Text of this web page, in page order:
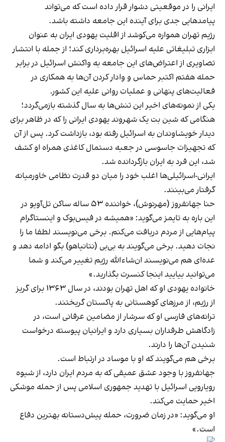
ایرانی را در موقعیتی دشوار قرار داده است که می‌تواند
پیامدهایی جدی برای آینده این جامعه داشته باشد.
رژیم تهران همواره می‌کوشد از اقلیت یهودی ایران به عنوان
ابزاری تبلیغاتی علیه اسرائیل بهره‌برداری کند؛ از جمله با انتشار
تصاویری از اعتراض‌های این جامعه به واکنش اسرائیل در برابر
حمله هفتم اکتبر حماس و وادار کردن آن‌ها به همکاری در
فعالیت‌های پنهانی و عملیات روانی علیه این کشور.
یکی از نمونه‌های اخیر این تنش‌ها به سال گذشته بازمی‌گردد؛
هنگامی که شین بت یک شهروند یهودی ایرانی را که در ظاهر برای
دیدار خویشاوندان به اسرائیل رفته بود، بازداشت کرد. پس از آن
که تجهیزات جاسوسی در جعبه دستمال کاغذی همراه او کشف
شد، این فرد به ایران بازگردانده شد.
ایرانی‌-اسرائیلی‌ها اغلب خود را میان دو قدرت نظامی خاورمیانه
گرفتار می‌بینند.
حنا جهانفروز (مهرنوش)، خواننده ۵۳ ساله ساکن تل‌آویو در
این باره به تایمز می‌گوید: «همیشه در فیس‌بوک و اینستاگرام
پیام‌هایی از مردم دریافت می‌کنم. برخی می‌نویسند لطفا ما را
نجات دهید. برخی می‌گویند به بی‌بی (نتانیاهو) بگو ادامه دهد و
عده‌ای هم می‌نویسند ان‌شاءالله رژیم تغییر می‌کند و شما
می‌توانید بیایید اینجا کنسرت بگذارید.»
خانواده یهودی او که اهل تهران بودند، در سال ۱۳۶۳ برای گریز
از رژیم، از مرزهای کوهستانی به پاکستان گریختند.
ترانه‌های فارسی او که سرشار از مضامین عرفانی است، در
زادگاهش طرفداران بسیاری دارد و ایرانیان پیوسته درخواست
شنیدن آن‌ها را دارند.
برخی هم می‌گویند که او با موساد در ارتباط است.
جهانفروز با وجود عشق عمیقی که به مردم ایران دارد، از شیوه
رویارویی اسرائیل با تهدید جمهوری اسلامی پس از حمله موشکی
اخیر حمایت می‌کند.
او می‌گوید: «در زمان ضرورت، حمله پیش‌دستانه بهترین دفاع
است.»